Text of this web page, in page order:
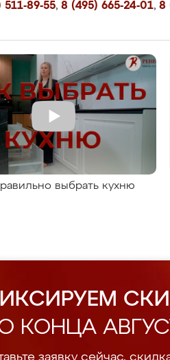
89-55, 8 (495) 665-24-01, 8
выбрать кухню
КОНЦА
заявку сейчас,